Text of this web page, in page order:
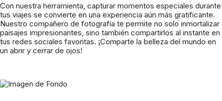
Con nuestra herramienta, capturar momentos especiales durante
tus viajes se convierte en una experiencia aún más gratificante.
Nuestro compañero de fotografía te permite no solo inmortalizar
paisajes impresionantes, sino también compartirlos al instante en
tus redes sociales favoritas. ¡Comparte la belleza del mundo en
un abrir y cerrar de ojos!